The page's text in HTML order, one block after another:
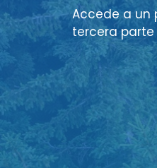
Accede a un
tercera parte